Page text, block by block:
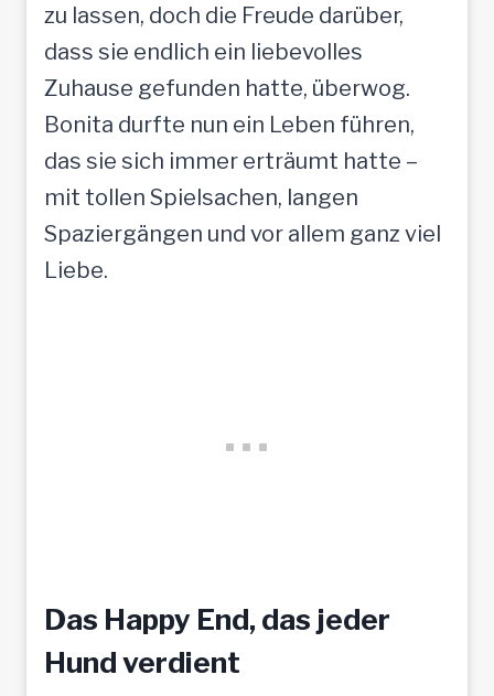
zu lassen, doch die Freude darüber,
dass sie endlich ein liebevolles
Zuhause gefunden hatte, überwog.
Bonita durfte nun ein Leben führen,
das sie sich immer erträumt hatte –
mit tollen Spielsachen, langen
Spaziergängen und vor allem ganz viel
Liebe.
Das Happy End, das jeder
Hund verdient